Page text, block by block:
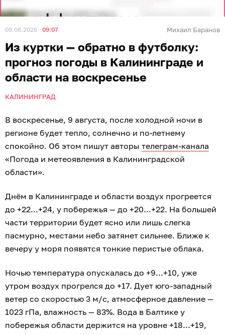
09.08.2026 09:07 Михаил Баранов
Из куртки — обратно в футболку:
прогноз погоды в Калининграде и
области на воскресенье
КАЛИНИНГРАД
В воскресенье, 9 августа, после холодной ночи в
регионе будет тепло, солнечно и по-летнему
спокойно. Об этом пишут авторы телеграм-канала
«Погода и метеоявления в Калининградской
области».
Днём в Калининграде и области воздух прогреется
до +22...+24, у побережья — до +20...+22. На большей
части территории будет ясно или лишь слегка
пасмурно, местами небо затянет сильнее. Ближе к
вечеру у моря появятся тонкие перистые облака.
Ночью температура опускалась до +9...+10, уже
утром воздух прогрелся до +17. Дует юго-западный
ветер со скоростью 3 м/с, атмосферное давление —
1023 гПа, влажность — 83%. Вода в Балтике у
побережья области держится на уровне +18...+19,